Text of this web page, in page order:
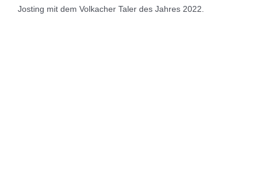
Josting mit dem Volkacher Taler des Jahres 2022.